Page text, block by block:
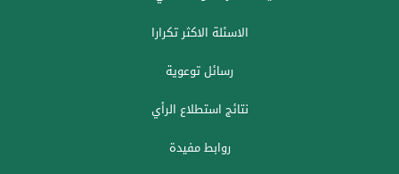
الاسئلة الاكثر تكرارا
رسائل توعوية
نتائج استطلاع الرأي
روابط مفيدة